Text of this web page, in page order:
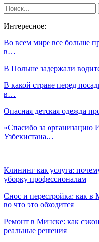
Интересное:
Во всем мире все больше
в…
В Польше задержали
В какой стране перед
в…
Опасная детская одежда
«Спасибо за
Узбекистана…
Клининг как услуга:
уборку профессионалам
Снос и перестройка: как
во что это обходится
Ремонт в Минске: как
реальные решения